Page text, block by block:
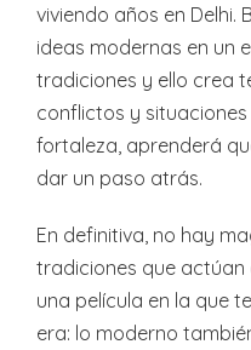
viviendo años en Delhi.
ideas modernas en un
tradiciones y ello crea
conflictos y situaciones
fortaleza, aprenderá
dar un paso atrás.
En definitiva, no hay
tradiciones que actúan
una película en la que
era: lo moderno